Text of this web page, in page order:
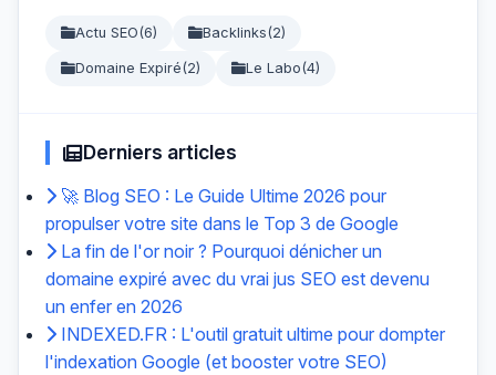
Actu SEO(6) Backlinks(2)
Domaine Expiré(2) Le Labo(4)
Derniers articles
🚀 Blog SEO : Le Guide Ultime 2026 pour
propulser votre site dans le Top 3 de Google
La fin de l'or noir ? Pourquoi dénicher un
domaine expiré avec du vrai jus SEO est devenu
un enfer en 2026
INDEXED.FR : L'outil gratuit ultime pour dompter
l'indexation Google (et booster votre SEO)